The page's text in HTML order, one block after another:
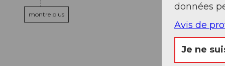
montre plus
données
Avis de
Je ne